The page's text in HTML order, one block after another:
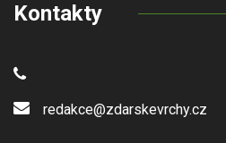
Kontakty
redakce@zdarskevrchy.cz